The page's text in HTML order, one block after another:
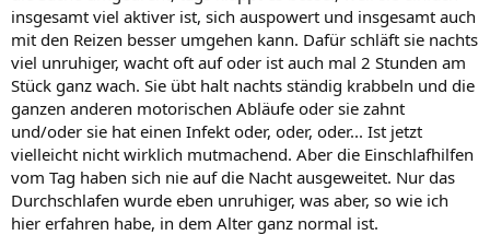
insgesamt viel aktiver ist, sich auspowert und insgesamt auch
mit den Reizen besser umgehen kann. Dafür schläft sie nachts
viel unruhiger, wacht oft auf oder ist auch mal 2 Stunden am
Stück ganz wach. Sie übt halt nachts ständig krabbeln und die
ganzen anderen motorischen Abläufe oder sie zahnt
und/oder sie hat einen Infekt oder, oder, oder... Ist jetzt
vielleicht nicht wirklich mutmachend. Aber die Einschlafhilfen
vom Tag haben sich nie auf die Nacht ausgeweitet. Nur das
Durchschlafen wurde eben unruhiger, was aber, so wie ich
hier erfahren habe, in dem Alter ganz normal ist.